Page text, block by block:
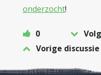
onderzocht!
0
Vorige discussie